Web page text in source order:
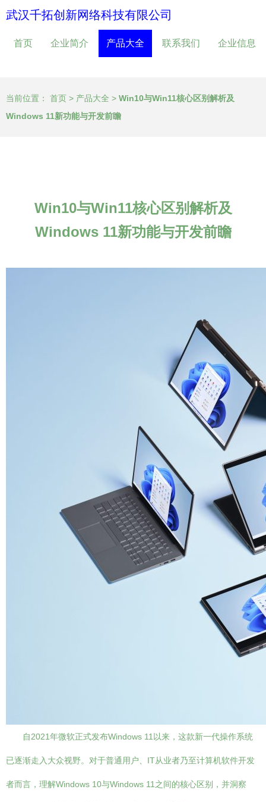
武汉千拓创新网络科技有限公司
首页 企业简介 产品大全 联系我们 企业信息
当前位置： 首页 > 产品大全 > Win10与Win11核心区别解析及
Windows 11新功能与开发前瞻
Win10与Win11核心区别解析及
Windows 11新功能与开发前瞻
自2021年微软正式发布Windows 11以来，这款新一代操作系统
已逐渐走入大众视野。对于普通用户、IT从业者乃至计算机软件开发
者而言，理解Windows 10与Windows 11之间的核心区别，并洞察